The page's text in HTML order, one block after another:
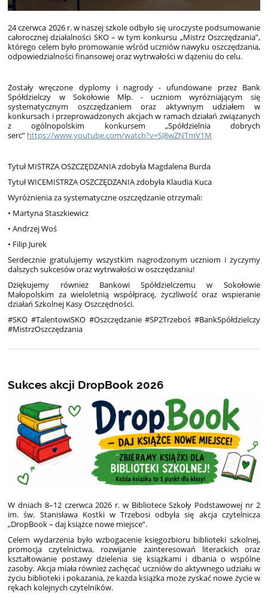
24 czerwca 2026 r. w naszej szkole odbyło się uroczyste podsumowanie
całorocznej działalności SKO – w tym konkursu „Mistrz Oszczędzania”,
którego celem było promowanie wśród uczniów nawyku oszczędzania,
odpowiedzialności finansowej oraz wytrwałości w dążeniu do celu.
Zostały wręczone dyplomy i nagrody - ufundowane przez Bank
Spółdzielczy w Sokołowie Młp. - uczniom wyróżniającym się
systematycznym oszczędzaniem oraz aktywnym udziałem w
konkursach i przeprowadzonych akcjach w ramach działań związanych
z ogólnopolskim konkursem „Spółdzielnia dobrych
serc” https://www.youtube.com/watch?v=SJ8wZNTmV1M
Tytuł MISTRZA OSZCZĘDZANIA zdobyła Magdalena Burda
Tytuł WICEMISTRZA OSZCZĘDZANIA zdobyła Klaudia Kuca
Wyróżnienia za systematyczne oszczędzanie otrzymali:
• Martyna Staszkiewicz
• Andrzej Woś
• Filip Jurek
Serdecznie gratulujemy wszystkim nagrodzonym uczniom i życzymy
dalszych sukcesów oraz wytrwałości w oszczędzaniu!
Dziękujemy również Bankowi Spółdzielczemu w Sokołowie
Małopolskim za wieloletnią współpracę, życzliwość oraz wspieranie
działań Szkolnej Kasy Oszczędności.
#SKO #TalentowiSKO #Oszczędzanie #SP2Trzeboś #BankSpółdzielczy
#MistrzOszczędzania
Sukces akcji DropBook 2026
W dniach 8–12 czerwca 2026 r. w Bibliotece Szkoły Podstawowej nr 2
im. św. Stanisława Kostki w Trzebosi odbyła się akcja czytelnicza
„DropBook – daj książce nowe miejsce”.
Celem wydarzenia było wzbogacenie księgozbioru biblioteki szkolnej,
promocja czytelnictwa, rozwijanie zainteresowań literackich oraz
kształtowanie postawy dzielenia się książkami i dbania o wspólne
zasoby. Akcja miała również zachęcać uczniów do aktywnego udziału w
życiu biblioteki i pokazania, że każda książka może zyskać nowe życie w
rękach kolejnych czytelników.